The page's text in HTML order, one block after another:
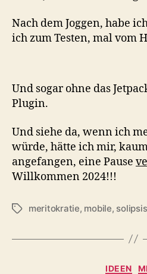
Nach dem Joggen, habe
ich zum Testen, mal vom
Und sogar ohne das
Plugin.
Und siehe da, wenn ich
würde, hätte ich mir,
angefangen, eine Pause
Willkommen 2024!!!
Schlagwörter
meritokratie, mobile,
IDEEN